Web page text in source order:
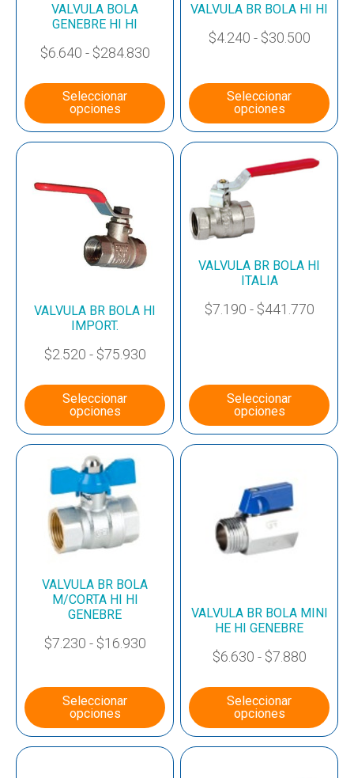
VALVULA BOLA
GENEBRE HI HI
$6.640 - $284.830
Seleccionar
opciones
VALVULA BR BOLA HI HI
$4.240 - $30.500
Seleccionar
opciones
VALVULA BR BOLA HI
IMPORT.
$2.520 - $75.930
Seleccionar
opciones
VALVULA BR BOLA HI
ITALIA
$7.190 - $441.770
Seleccionar
opciones
VALVULA BR BOLA
M/CORTA HI HI
GENEBRE
$7.230 - $16.930
Seleccionar
opciones
VALVULA BR BOLA MINI
HE HI GENEBRE
$6.630 - $7.880
Seleccionar
opciones